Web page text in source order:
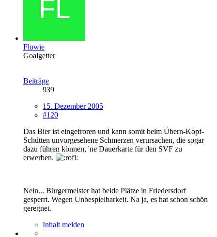
Flowie
Goalgetter
Beiträge
939
15. Dezember 2005
#120
Das Bier ist eingefroren und kann somit beim Übern-Kopf-
Schütten unvorgesehene Schmerzen verursachen, die sogar
dazu führen können, 'ne Dauerkarte für den SVF zu
erwerben.
Nein... Bürgermeister hat beide Plätze in Friedersdorf
gesperrt. Wegen Unbespielbarkeit. Na ja, es hat schon schön
geregnet.
Inhalt melden